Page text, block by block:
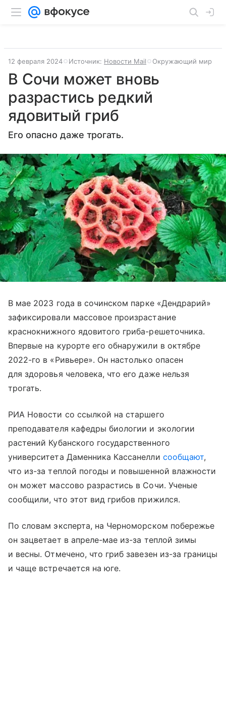
12 февраля 2024 Источник: Новости Mail Окружающий мир
В Сочи может вновь
разрастись редкий
ядовитый гриб
Его опасно даже трогать.
В мае 2023 года в сочинском парке «Дендрарий»
зафиксировали массовое произрастание
краснокнижного ядовитого гриба-решеточника.
Впервые на курорте его обнаружили в октябре
2022-го в «Ривьере». Он настолько опасен
для здоровья человека, что его даже нельзя
трогать.
РИА Новости со ссылкой на старшего
преподавателя кафедры биологии и экологии
растений Кубанского государственного
университета Даменника Кассанелли сообщают,
что из-за теплой погоды и повышенной влажности
он может массово разрастись в Сочи. Ученые
сообщили, что этот вид грибов прижился.
По словам эксперта, на Черноморском побережье
он зацветает в апреле-мае из-за теплой зимы
и весны. Отмечено, что гриб завезен из-за границы
и чаще встречается на юге.